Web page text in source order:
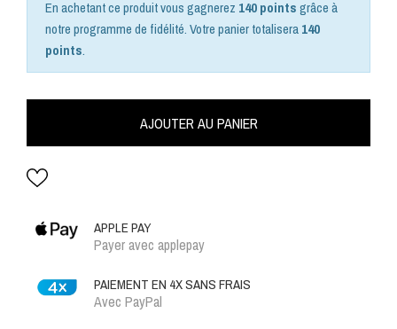
En achetant ce produit vous gagnerez 140 pointsgrâce à
notre programme de fidélité. Votre panier totalisera140
points.
AJOUTER AU PANIER
APPLE PAY
Payer avec applepay
PAIEMENT EN 4X SANS FRAIS
Avec PayPal